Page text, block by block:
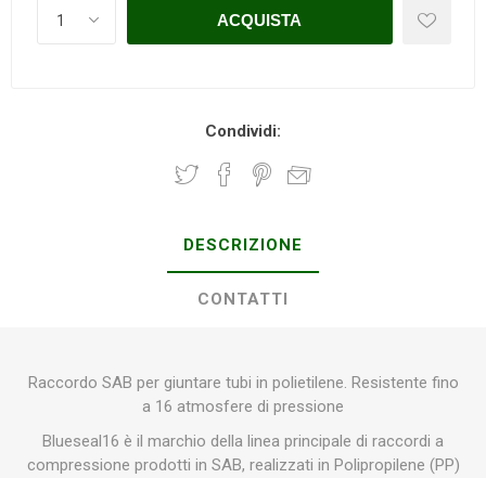
Condividi:
DESCRIZIONE
CONTATTI
Raccordo SAB per giuntare tubi in polietilene. Resistente fino
a 16 atmosfere di pressione
Blueseal16 è il marchio della linea principale di raccordi a
compressione prodotti in SAB, realizzati in Polipropilene (PP)